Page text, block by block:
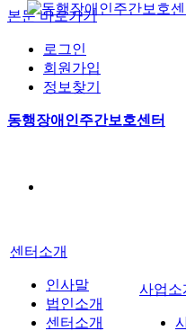
본문 바로가기
로그인
회원가입
정보찾기
동행장애인주간보호센터
센터소개
인사말
법인소개
센터소개
사업소